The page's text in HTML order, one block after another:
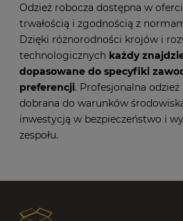
Odzież robocza dostępna w
trwałością i zgodnością z
Dzięki różnorodności krojów i
technologicznych każdy
dopasowane do specyfiki
preferencji. Profesjonalna
dobrana do warunków
inwestycją w bezpieczeństwo i
zespołu.